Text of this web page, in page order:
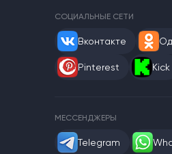
СОЦИАЛЬНЫЕ СЕТИ
Вконтакте
Pinterest Kick
МЕССЕНДЖЕРЫ
Telegram